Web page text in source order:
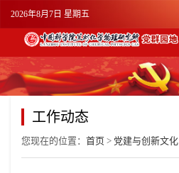
2026年8月7日 星期五
工作动态
您现在的位置： 首页 > 党建与创新文化